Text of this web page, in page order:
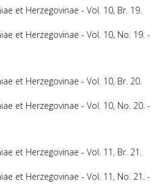
et Herzegovinae - Vol. 10, Br. 19.
et Herzegovinae - Vol. 10, No. 19. -
et Herzegovinae - Vol. 10, Br. 20.
et Herzegovinae - Vol. 10, No. 20. -
et Herzegovinae - Vol. 11, Br. 21.
et Herzegovinae - Vol. 11, No. 21. -